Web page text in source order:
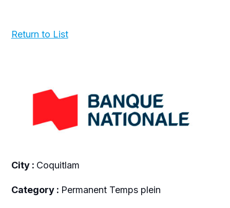
Return to List
City : Coquitlam
Category : Permanent Temps plein